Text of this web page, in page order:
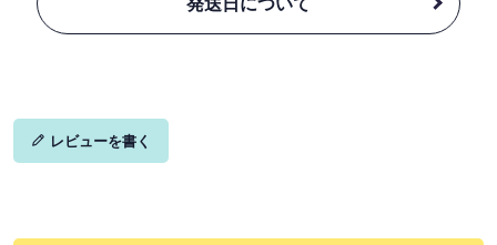
レビューを書く